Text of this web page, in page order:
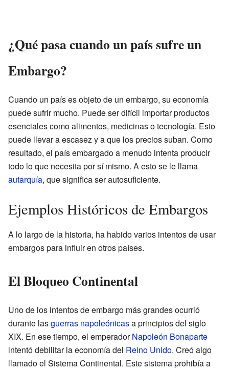
¿Qué pasa cuando un país sufre un
Embargo?
Cuando un país es objeto de un embargo, su economía
puede sufrir mucho. Puede ser difícil importar productos
esenciales como alimentos, medicinas o tecnología. Esto
puede llevar a escasez y a que los precios suban. Como
resultado, el país embargado a menudo intenta producir
todo lo que necesita por sí mismo. A esto se le llama
autarquía, que significa ser autosuficiente.
Ejemplos Históricos de Embargos
A lo largo de la historia, ha habido varios intentos de usar
embargos para influir en otros países.
El Bloqueo Continental
Uno de los intentos de embargo más grandes ocurrió
durante lasguerras napoleónicasa principios del siglo
XIX. En ese tiempo, el emperadorNapoleón Bonaparte
intentó debilitar la economía del Reino Unido. Creó algo
llamado el Sistema Continental. Este sistema prohibía a